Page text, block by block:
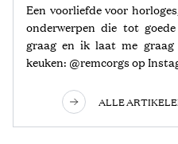
Een voorliefde voor
onderwerpen die tot
graag en ik laat me
keuken: @remcorgs op
ALLE